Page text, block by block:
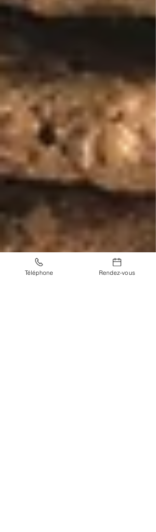
Téléphone Rendez-vous